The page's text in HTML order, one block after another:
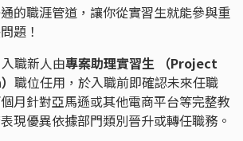
的職涯管道，讓你從實習生就能參與重
題！
職新人由專案助理實習生 （Project
職位任用，於入職前即確認未來任職
月針對亞馬遜或其他電商平台等完整教
現優異依據部門類別晉升或轉任職務。